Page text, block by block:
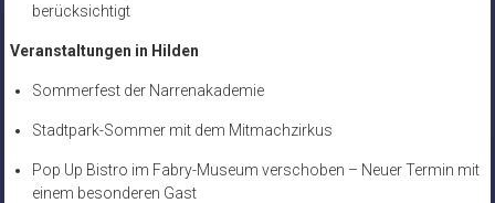
berücksichtigt
Veranstaltungen in Hilden
Sommerfest der Narrenakademie
Stadtpark-Sommer mit dem Mitmachzirkus
Pop Up Bistro im Fabry-Museum verschoben – Neuer Termin mit
einem besonderen Gast